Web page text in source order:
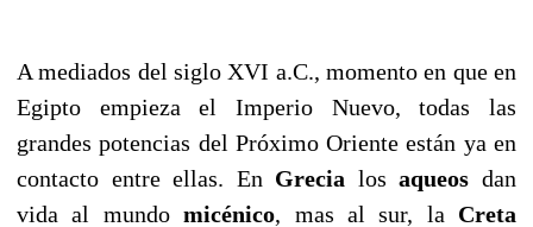
A mediados del siglo XVI a.C., momento en que en
Egipto empieza el Imperio Nuevo, todas las
grandes potencias del Próximo Oriente están ya en
contacto entre ellas. En Grecia losaqueos dan
vida al mundomicénico, mas al sur, la Creta